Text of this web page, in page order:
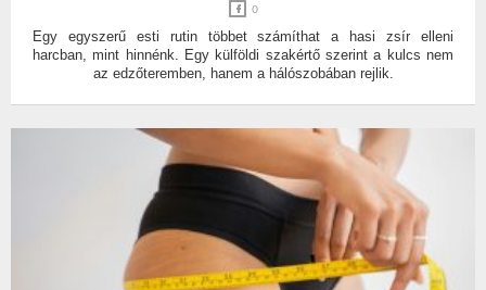
0
Egy egyszerű esti rutin többet számíthat a hasi zsír elleni
harcban, mint hinnénk. Egy külföldi szakértő szerint a kulcs nem
az edzőteremben, hanem a hálószobában rejlik.